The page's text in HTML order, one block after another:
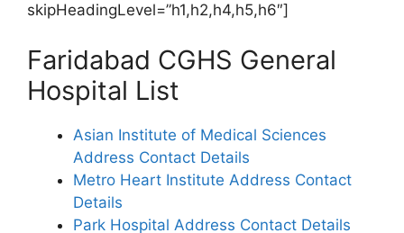
skipHeadingLevel=”h1,h2,h4,h5,h6″]
Faridabad CGHS General
Hospital List
Asian Institute of Medical Sciences
Address Contact Details
Metro Heart Institute Address Contact
Details
Park Hospital Address Contact Details